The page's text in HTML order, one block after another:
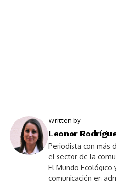
Written by
Leonor
Periodista con más
el sector de la
El Mundo Ecológico
comunicación en